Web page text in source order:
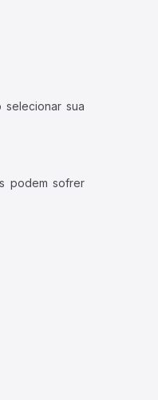
sua
podem sofrer